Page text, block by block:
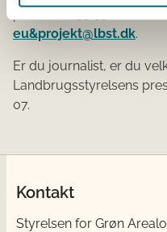
eu&projekt@lbst.dk.
Er du journalist, er du
Landbrugsstyrelsens
07.
Kontakt
Styrelsen for Grøn